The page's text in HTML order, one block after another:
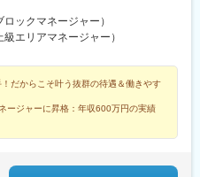
福井市／長野市・関西エリア：大
／大津市／和歌山市／新宮市・中
知市・九州エリア：福岡市／糟屋
／佐賀市／長崎市／熊本市／大分
※受動喫煙防止対策：敷地内禁煙※
車などの通勤OK ※地域による※担
していただきます。※ご希望をお伺
駅、藤沢駅、国母駅、市役所前駅
諸江駅、八ツ島駅、岐阜駅、静岡
駅、六十谷駅、新宮駅、鳥取駅、
、比治山橋駅、幡生駅、阿波富田
駅、知寄町二丁目駅、吉塚駅、柚須
佐賀駅、茂里町駅、健軍町駅、大
島駅、南平岸駅、新津田沼駅、志
、南区役所前駅、道後温泉駅、馬出
ックマネージャー）
エリアマネージャー）
だからこそ叶う抜群の待遇＆働きやす
ージャーに昇格：年収600万円の実績